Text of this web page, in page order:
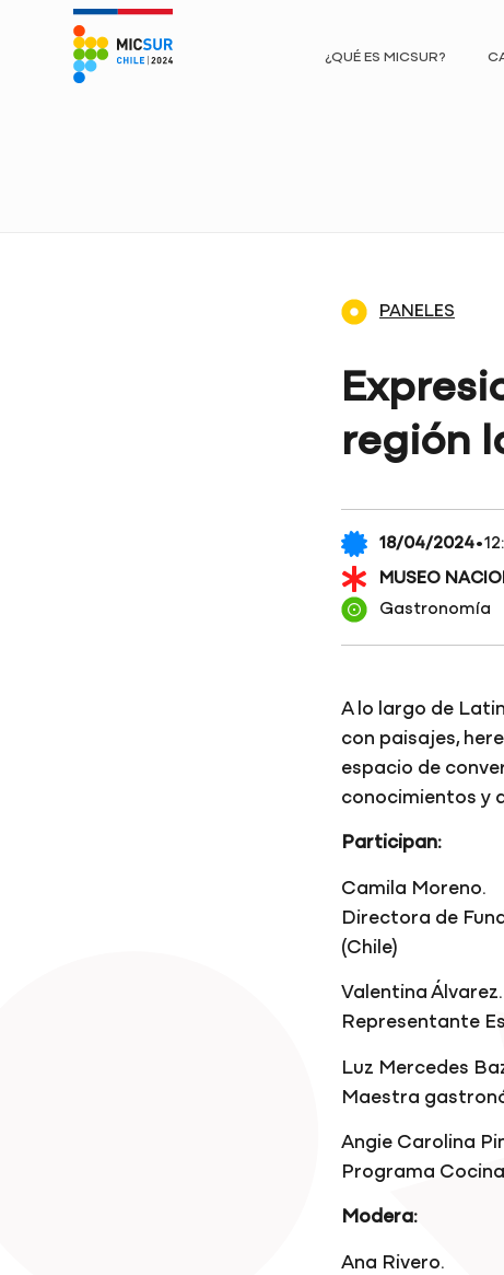
¿QUÉ ES MICSUR?
PANELES
región
18/04/2024·
MUSEO
Gastronomía
A lo largo de
con paisajes,
espacio de
conocimientos y
Participan:
Camila Moreno.
Directora de
(Chile)
Valentina Álvarez.
Representante
Luz Mercedes
Maestra
Angie Carolina
Programa
Modera:
Ana Rivero.